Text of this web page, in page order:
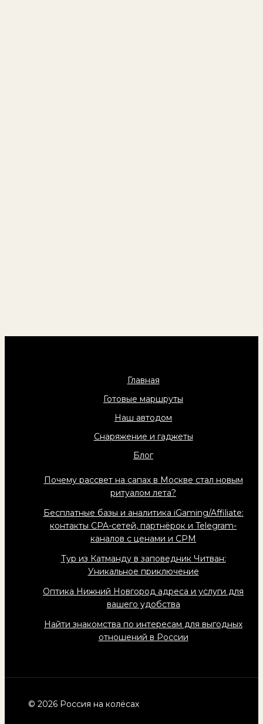
Главная
Готовые маршруты
Наш автодом
Снаряжение и гаджеты
Блог
Почему рассвет на сапах в Москве стал новым
ритуалом лета?
Бесплатные базы и аналитика iGaming/Affiliate:
контакты CPA-сетей, партнёрок и Telegram-
каналов с ценами и CPM
Тур из Катманду в заповедник Читван:
Уникальное приключение
Оптика Нижний Новгород адреса и услуги для
вашего удобства
Найти знакомства по интересам для выгодных
отношений в России
© 2026 Россия на колёсах